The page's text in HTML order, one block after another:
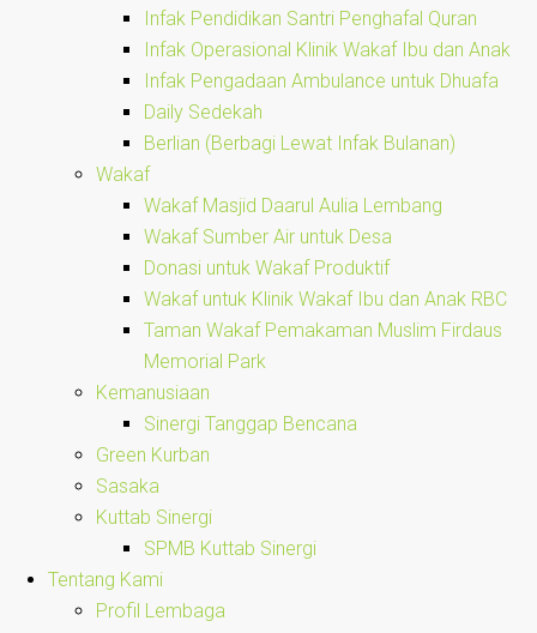
Infak Pendidikan Santri Penghafal Quran
Infak Operasional Klinik Wakaf Ibu dan Anak
Infak Pengadaan Ambulance untuk Dhuafa
Daily Sedekah
Berlian (Berbagi Lewat Infak Bulanan)
Wakaf
Wakaf Masjid Daarul Aulia Lembang
Wakaf Sumber Air untuk Desa
Donasi untuk Wakaf Produktif
Wakaf untuk Klinik Wakaf Ibu dan Anak RBC
Taman Wakaf Pemakaman Muslim Firdaus
Memorial Park
Kemanusiaan
Sinergi Tanggap Bencana
Green Kurban
Sasaka
Kuttab Sinergi
SPMB Kuttab Sinergi
Tentang Kami
Profil Lembaga